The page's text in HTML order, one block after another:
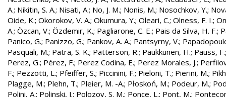
A.; Nikitin, S. A.; Nisati, A.; No, J. M.; Nonis, M.; Nosochkov, Y.;
Oide, K.; Okorokov, V. A.; Okumura, Y.; Oleari, C.; Olness, F. I.;
A.; Özcan, V.; Özdemir, K.; Pagliarone, C. E.; Pais da Silva, H. F.;
Panico, G.; Panizzo, G.; Pankov, A. A.; Pantsyrny, V.;
Pasquali, M.; Patra, S. K.; Patterson, R.; Paukkunen, H.; Pauss, F.
Perez, G.; Pérez, F.; Perez Codina, E.; Perez Morales, J.;
F.; Pezzotti, L.; Pfeiffer, S.; Piccinini, F.; Pieloni, T.; Pierini, M.;
Plagge, M.; Plehn, T.; Pleier, M. -A.; Płoskoń, M.; Podeur, M.;
Polini, A.; Polinski, J.; Polozov, S. M.; Ponce, L.; Pont, M.;